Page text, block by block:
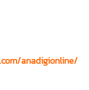
anadigionline/